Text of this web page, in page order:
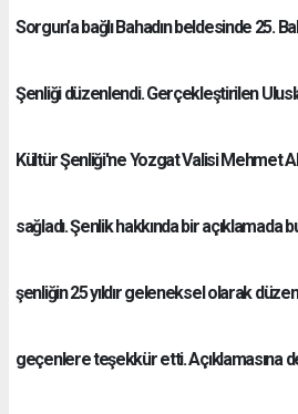
Sorgun’a bağlı Bahadın beldesinde 25.
Şenliği düzenlendi. Gerçekleştirilen
Kültür Şenliği'ne Yozgat Valisi Mehmet
sağladı. Şenlik hakkında bir açıklamada
şenliğin 25 yıldır geleneksel olarak
geçenlere teşekkür etti. Açıklamasına